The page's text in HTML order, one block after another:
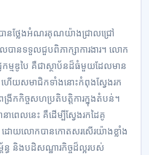
ថ្លែងអំណរគុណយ៉ាងជ្រាលជ្រៅ
បានទទួលជួបពិភាក្សាការងារ។ លោក
ម្មឌូបៃ គឺជាស្ថាប័នដ៏ធំមួយដែលមាន
យសមាជិកទាំងនោះកំពុងស្វែងរក
រីកកិច្ចសហប្រតិបត្តិការក្នុងតំបន់។
ពេលនេះ គឺដើម្បីស្វែងរកដៃគូ
ោយលោកបានកោតសរសើរយ៉ាងខ្លាំង
ព័ន្ធ និងបដិសណ្ឋារកិច្ចដ៏ល្អរបស់